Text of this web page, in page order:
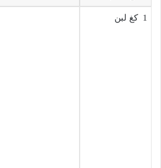
1 كغ لبن